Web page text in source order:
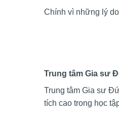
Chính vì những lý
Trung tâm Gia sư
Trung tâm Gia sư
tích cao trong học